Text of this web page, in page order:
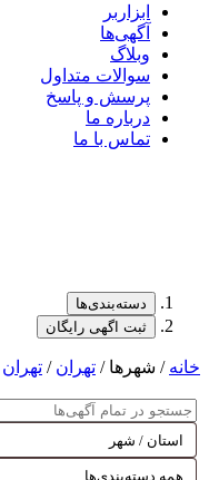
ابزاربر
آگهی‌ها
وبلاگ
سوالات متداول
پرسش و پاسخ
درباره ما
تماس با ما
دسته‌بندی‌ها
ثبت اگهی رایگان
خانه / شهرها / تهران / تهران